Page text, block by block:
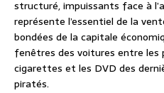
structuré, impuissants face à
représente l’essentiel de la
bondées de la capitale
fenêtres des voitures entre les
cigarettes et les DVD des
piratés.